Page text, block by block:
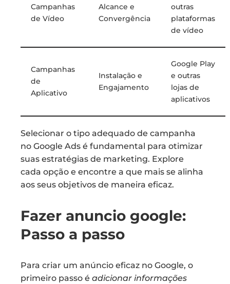
Campanhas
de Vídeo
Alcance e
Convergência
outras
plataformas
de vídeo
Campanhas
de
Aplicativo
Instalação e
Engajamento
Google Play
e outras
lojas de
aplicativos
Selecionar o tipo adequado de campanha
no Google Ads é fundamental para otimizar
suas estratégias de marketing. Explore
cada opção e encontre a que mais se alinha
aos seus objetivos de maneira eficaz.
Fazer anuncio google:
Passo a passo
Para criar um anúncio eficaz no Google, o
primeiro passo é adicionar informações